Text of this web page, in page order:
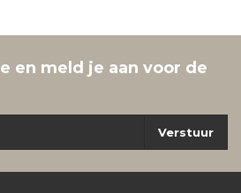
en meld je aan voor de
Verstuur